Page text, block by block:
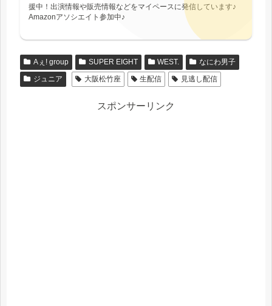
援中！出演情報や販売情報などをマイペースに発信しています♪
Amazonアソシエイト参加中♪
Aぇ! group SUPER EIGHT WEST.
なにわ男子
ジュニア
大阪松竹座 生配信 見逃し配信
スポンサーリンク